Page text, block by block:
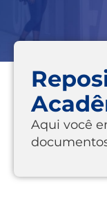
Aqui você